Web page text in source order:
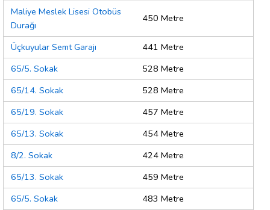
Maliye Meslek Lisesi Otobüs
Durağı
450 Metre
Üçkuyular Semt Garajı
441 Metre
65/5. Sokak
528 Metre
65/14. Sokak
528 Metre
65/19. Sokak
457 Metre
65/13. Sokak
454 Metre
8/2. Sokak
424 Metre
65/13. Sokak
459 Metre
65/5. Sokak
483 Metre